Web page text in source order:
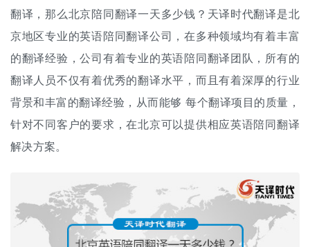
翻译，那么北京陪同翻译一天多少钱？天译时代翻译是北
京地区专业的英语陪同翻译公司 ，在多种领域均有着丰富
的翻译经验，公司有着专业的英语陪同翻译团队，所有的
翻译人员不仅有着优秀的翻译水平，而且有着深厚的行业
背景和丰富的翻译经验，从而能够 每个翻译项目的质量，
针对不同客户的要求，在北京可以提供相应英语陪同翻译
解决方案。